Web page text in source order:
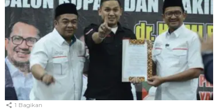
1 Bagikan